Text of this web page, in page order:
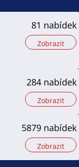
81 nabídek
Zobrazit
284 nabídek
Zobrazit
5879 nabídek
Zobrazit